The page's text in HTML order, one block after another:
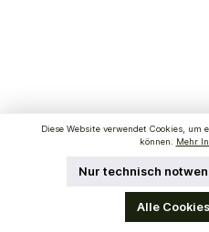
Diese Website verwendet Cookies,
können.
Mehr
Nur technisch
Alle